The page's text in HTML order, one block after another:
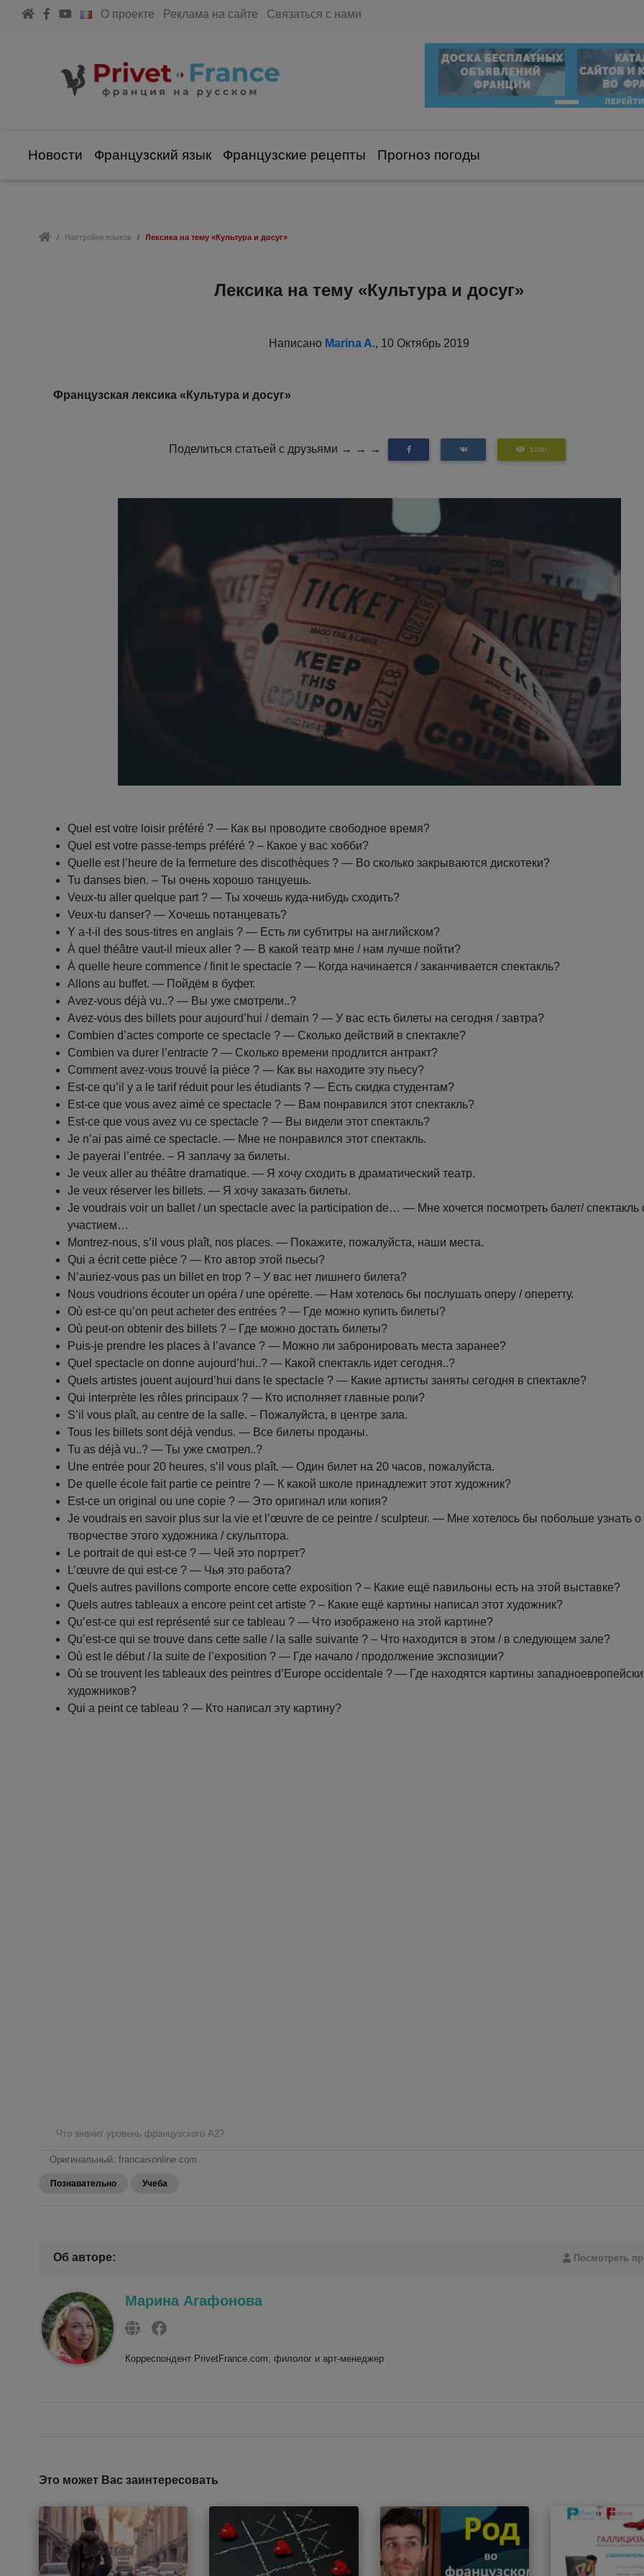
О проекте Реклама на сайте Связаться с нами
Новости Французский язык Французские рецепты Прогноз погоды
Настройки языков Лексика на тему «Культура и досуг»
Лексика на тему «Культура и досуг»
Написано Marina A., 10 Октябрь 2019
Французская лексика «Культура и досуг»
Поделиться статьей с друзьями → → → 1000
Quel est votre loisir préféré ? — Как вы проводите свободное время?
Quel est votre passe-temps préféré ? – Какое y вас хобби?
Quelle est l’heure de la fermeture des discothèques ? — Во сколько закрываются дискотеки?
Tu danses bien. – Ты очень хорошо танцуешь.
Veux-tu aller quelque part ? — Ты хочешь куда-нибудь сходить?
Veux-tu danser? — Хочешь потанцевать?
Y a-t-il des sous-titres en anglais ? — Есть ли субтитры на английском?
À quel théâtre vaut-il mieux aller ? — В какой театр мне / нам лучше пойти?
À quelle heure commence / finit le spectacle ? — Когда начинается / заканчивается спектакль?
Allons au buffet. — Пойдём в буфет.
Avez-vous déjà vu..? — Вы уже смотрели..?
Avez-vous des billets pour aujourd’hui / demain ? — У вас есть билеты на сегодня / завтра?
Combien d’actes comporte ce spectacle ? — Сколько действий в спектакле?
Combien va durer l’entracte ? — Сколько времени продлится антракт?
Comment avez-vous trouvé la pièce ? — Как вы находите эту пьесу?
Est-ce qu’il у a le tarif réduit pour les étudiants ? — Есть скидка студентам?
Est-ce que vous avez aimé ce spectacle ? — Вам понравился этот спектакль?
Est-ce que vous avez vu ce spectacle ? — Вы видели этот спектакль?
Je n’ai pas aimé ce spectacle. — Мне не понравился этот спектакль.
Je payerai l’entrée. – Я заплачу за билеты.
Je veux aller au théâtre dramatique. — Я хочу сходить в драматический театр.
Je veux réserver les billets. — Я хочу заказать билеты.
Je voudrais voir un ballet / un spectacle avec la participation de… — Мне хочется посмотреть балет/ спектакль
участием…
Montrez-nous, s’il vous plaît, nos places. — Покажите, пожалуйста, наши места.
Qui a écrit cette pièce ? — Кто автор этой пьесы?
N’auriez-vous pas un billet en trop ? – У вас нет лишнего билета?
Nous voudrions écouter un opéra / une opérette. — Нам хотелось бы послушать оперу / оперетту.
Où est-ce qu’on peut acheter des entrées ? — Где можно купить билеты?
Où peut-on obtenir des billets ? – Где можно достать билеты?
Puis-je prendre les places à l’avance ? — Можно ли забронировать места заранее?
Quel spectacle on donne aujourd’hui..? — Какой спектакль идет сегодня..?
Quels artistes jouent aujourd’hui dans le spectacle ? — Какие артисты заняты сегодня в спектакле?
Qui interprète les rôles principaux ? — Кто исполняет главные роли?
S’il vous plaît, au centre de la salle. – Пожалуйста, в центре зала.
Tous les billets sont déjà vendus. — Все билеты проданы.
Tu as déjà vu..? — Ты уже смотрел..?
Une entrée pour 20 heures, s’il vous plaît. — Один билет на 20 часов, пожалуйста.
De quelle école fait partie ce peintre ? — К какой школе принадлежит этот художник?
Est-ce un original ou une copie ? — Это оригинал или копия?
Je voudrais en savoir plus sur la vie et l’œuvre de ce peintre / sculpteur. — Мне хотелось бы побольше узнать о
творчестве этого художника / скульптора.
Le portrait de qui est-ce ? — Чей это портрет?
L’œuvre de qui est-ce ? — Чья это работа?
Quels autres pavillons comporte encore cette exposition ? – Какие ещё павильоны есть на этой выставке?
Quels autres tableaux a encore peint cet artiste ? – Какие ещё картины написал этот художник?
Qu’est-ce qui est représenté sur ce tableau ? — Что изображено на этой картине?
Qu’est-ce qui se trouve dans cette salle / la salle suivante ? – Что находится в этом / в следующем зале?
Où est le début / la suite de l’exposition ? — Где начало / продолжение экспозиции?
Où se trouvent les tableaux des peintres d’Europe occidentale ? — Где находятся картины
художников?
Qui a peint ce tableau ? — Кто написал эту картину?
Что значит уровень французского А2?
Оригинальный: francaisonline.com
Познавательно Учеба
Об авторе: Посмотреть
Марина Агафонова
Корреспондент PrivetFrance.com, филолог и арт-менеджер
Это может Вас заинтересовать